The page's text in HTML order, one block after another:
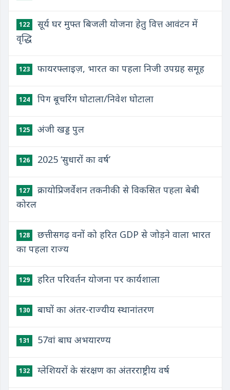
122
सूर्य घर मुफ्त बिजली योजना हेतु वित्त आवंटन में
वृद्धि
123 फायरफ्लाइज़, भारत का पहला निजी उपग्रह समूह
124 पिग बूचरिंग घोटाला/निवेश घोटाला
125 अंजी खड्ड पुल
126 2025 ‘सुधारों का वर्ष’
127
क्रायोप्रिजर्वेशन तकनीकी से विकसित पहला बेबी
कोरल
128
छत्तीसगढ़ वनों को हरित GDP से जोड़ने वाला भारत
का पहला राज्य
129 हरित परिवर्तन योजना पर कार्यशाला
130 बाघों का अंतर-राज्यीय स्थानांतरण
131 57वां बाघ अभयारण्य
132 ग्लेशियरों के संरक्षण का अंतरराष्ट्रीय वर्ष